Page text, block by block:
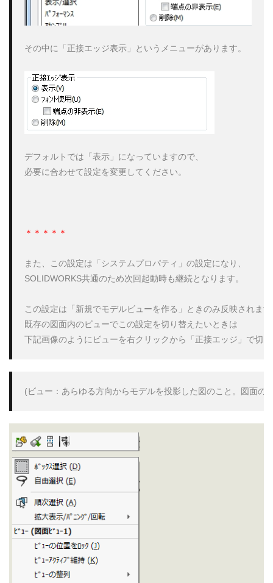
その中に「正接エッジ表示」というメニューがあります。
デフォルトでは「表示」になっていますので、
必要に合わせて設定を変更してください。
また、この設定は「システムプロパティ」の設定になり、
SOLIDWORKS共通のため次回起動時も継続となります。
この設定は「新規でモデルビューを作る」ときのみ反映されま
既存の図面内のビューでこの設定を切り替えたいときは
下記画像のようにビューを右クリックから「正接エッジ」で切
(ビュー：あらゆる方向からモデルを投影した図のこと。図面の